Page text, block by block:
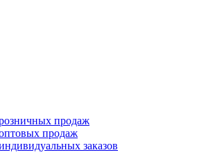
продаж
продаж
заказов